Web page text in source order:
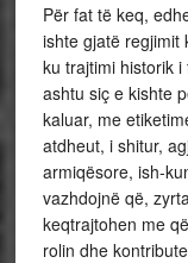
Për fat të keq,
ishte gjatë regjimit
ku trajtimi historik
ashtu siç e kishte
kaluar, me
atdheut, i shitur,
armiqësore, ish-
vazhdojnë që,
keqtrajtohen me
rolin dhe